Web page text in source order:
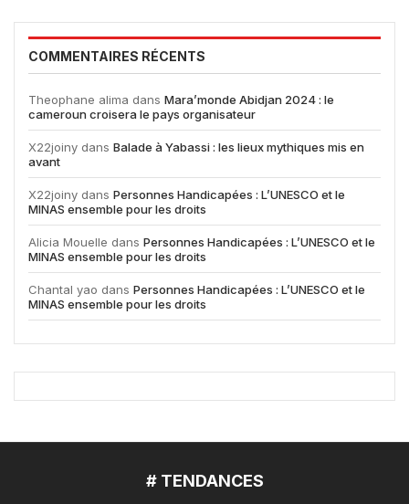
COMMENTAIRES RÉCENTS
Theophane alima dans Mara’monde Abidjan 2024 : le
cameroun croisera le pays organisateur
X22joiny dans Balade à Yabassi : les lieux mythiques mis en
avant
X22joiny dans Personnes Handicapées : L’UNESCO et le
MINAS ensemble pour les droits
Alicia Mouelle dans Personnes Handicapées : L’UNESCO et le
MINAS ensemble pour les droits
Chantal yao dans Personnes Handicapées : L’UNESCO et le
MINAS ensemble pour les droits
# TENDANCES